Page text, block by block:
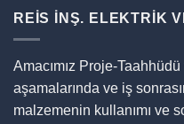
REİS İNŞ. ELEKTRİK
Amacımız Proje-
aşamalarında ve iş
malzemenin kullanımı ve